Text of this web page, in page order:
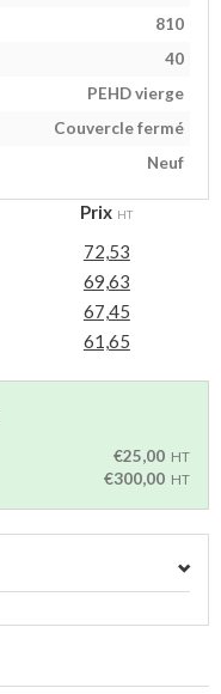
810
40
PEHD vierge
Couvercle fermé
Neuf
Prix HT
72,53
69,63
67,45
61,65
€25,00 HT
€300,00 HT